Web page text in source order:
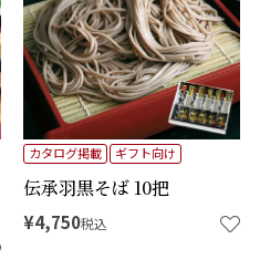
伝承羽黒そば 10把
カタログ掲載 ギフト向け
¥4,750税込